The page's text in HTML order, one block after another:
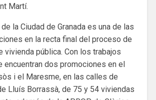
Martí.
la Ciudad de Granada es una de las
en la recta final del proceso de
vivienda pública. Con los trabajos
encuentran dos promociones en el
i el Maresme, en las calles de
Lluís Borrassà, de 75 y 54 viviendas